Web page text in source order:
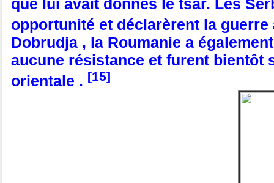
opportunité et déclarèrent la
Dobrudja , la Roumanie a
aucune résistance et furent bientôt
orientale . [15]